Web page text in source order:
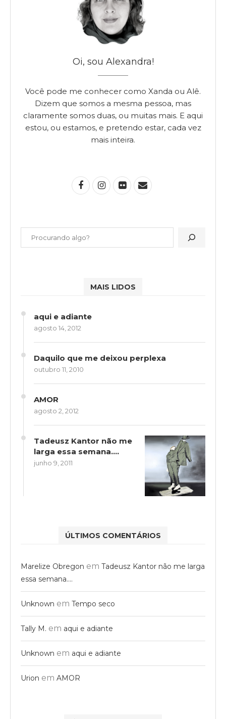
Oi, sou Alexandra!
Você pode me conhecer como Xanda ou Alê.
Dizem que somos a mesma pessoa, mas
claramente somos duas, ou muitas mais. E aqui
estou, ou estamos, e pretendo estar, cada vez
mais inteira.
MAIS LIDOS
aqui e adiante
agosto 14, 2012
Daquilo que me deixou perplexa
outubro 11, 2010
AMOR
agosto 2, 2012
Tadeusz Kantor não me
larga essa semana….
junho 9, 2011
ÚLTIMOS COMENTÁRIOS
Marelize Obregon em Tadeusz Kantor não me larga
essa semana….
Unknown em Tempo seco
Tally M. em aqui e adiante
Unknown em aqui e adiante
Urion em AMOR